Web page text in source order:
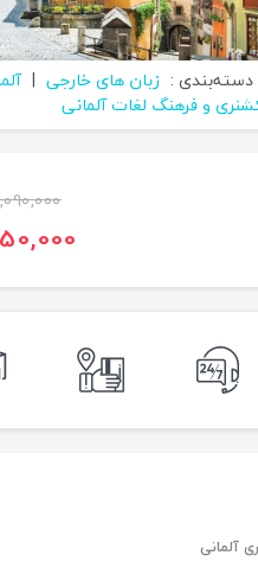
دسته‌بندی : زبان های خارجی |
و فرهنگ لغات آلمانی
آلمانی